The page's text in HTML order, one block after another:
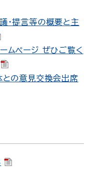
・提言等の概要と主
ムページ ぜひご覧く
との意見交換会出席